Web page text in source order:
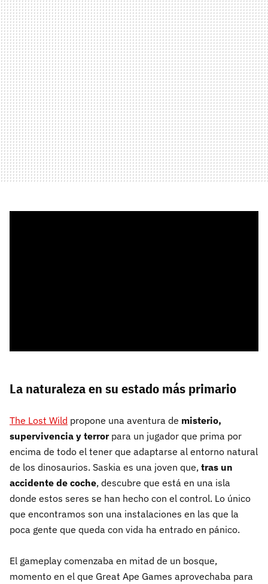
La naturaleza en su estado más primario
The Lost Wild propone una aventura de misterio,
supervivencia y terror para un jugador que prima por
encima de todo el tener que adaptarse al entorno natural
de los dinosaurios. Saskia es una joven que, tras un
accidente de coche, descubre que está en una isla
donde estos seres se han hecho con el control. Lo único
que encontramos son una instalaciones en las que la
poca gente que queda con vida ha entrado en pánico.
El gameplay comenzaba en mitad de un bosque,
momento en el que Great Ape Games aprovechaba para